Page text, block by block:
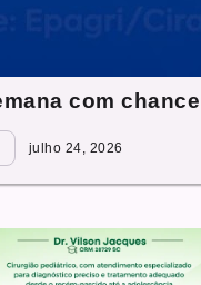
com
julho 24, 2026